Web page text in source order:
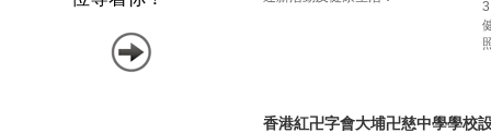
香港紅卍字會大埔卍慈中學學校